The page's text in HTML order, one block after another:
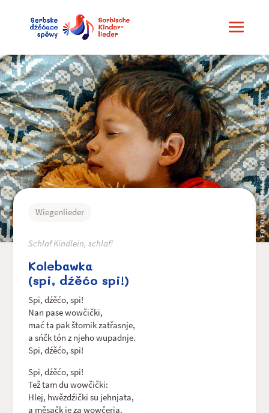
FOTO: VICTORIA BORODINOVA @ PEXELS
Wiegenlieder
Schlaf Kindlein, schlaf!
Kolebawka
(spi, dźěćo spi!)
Spi, dźěćo, spi!
Nan pase wowčički,
mać ta pak štomik zatřasnje,
a sńčk tón z njeho wupadnje.
Spi, dźěćo, spi!
Spi, dźěćo, spi!
Tež tam du wowčički:
Hlej, hwězdźički su jehnjata,
a měsačk je za wowčerja.